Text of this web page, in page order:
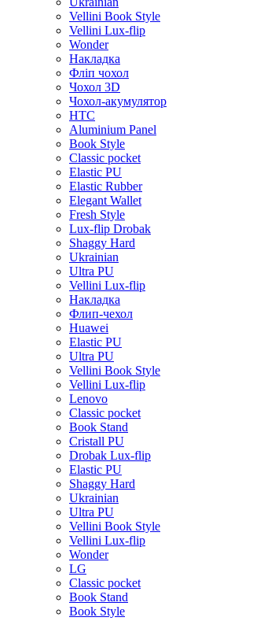
Vellini Book Style
Vellini Lux-flip
Wonder
Накладка
Фліп чохол
Чохол 3D
Чохол-акумулятор
HTC
Aluminium Panel
Book Style
Classic pocket
Elastic PU
Elastic Rubber
Elegant Wallet
Fresh Style
Lux-flip Drobak
Shaggy Hard
Ukrainian
Ultra PU
Vellini Lux-flip
Накладка
Флип-чехол
Huawei
Elastic PU
Ultra PU
Vellini Book Style
Vellini Lux-flip
Lenovo
Classic pocket
Book Stand
Cristall PU
Drobak Lux-flip
Elastic PU
Shaggy Hard
Ukrainian
Ultra PU
Vellini Book Style
Vellini Lux-flip
Wonder
LG
Classic pocket
Book Stand
Book Style